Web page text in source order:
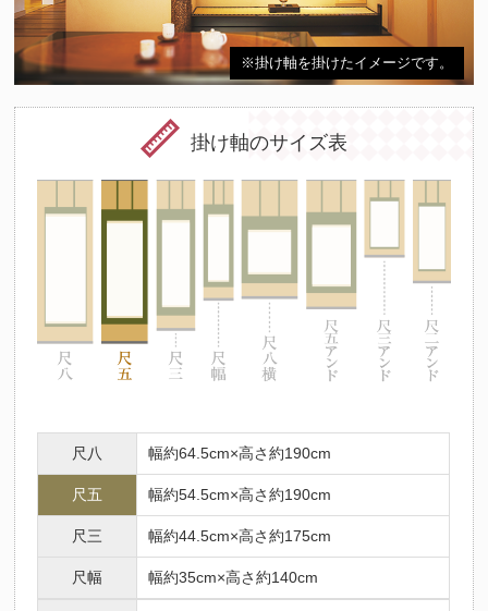
※掛け軸を掛けたイメージです。
掛け軸のサイズ表
尺八 幅約64.5cm×高さ約190cm
尺五 幅約54.5cm×高さ約190cm
尺三 幅約44.5cm×高さ約175cm
尺幅 幅約35cm×高さ約140cm